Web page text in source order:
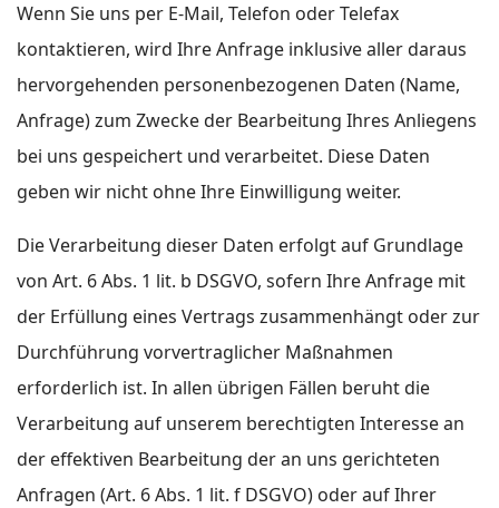
Wenn Sie uns per E-Mail, Telefon oder Telefax
kontaktieren, wird Ihre Anfrage inklusive aller daraus
hervorgehenden personenbezogenen Daten (Name,
Anfrage) zum Zwecke der Bearbeitung Ihres Anliegens
bei uns gespeichert und verarbeitet. Diese Daten
geben wir nicht ohne Ihre Einwilligung weiter.
Die Verarbeitung dieser Daten erfolgt auf Grundlage
von Art. 6 Abs. 1 lit. b DSGVO, sofern Ihre Anfrage mit
der Erfüllung eines Vertrags zusammenhängt oder zur
Durchführung vorvertraglicher Maßnahmen
erforderlich ist. In allen übrigen Fällen beruht die
Verarbeitung auf unserem berechtigten Interesse an
der effektiven Bearbeitung der an uns gerichteten
Anfragen (Art. 6 Abs. 1 lit. f DSGVO) oder auf Ihrer